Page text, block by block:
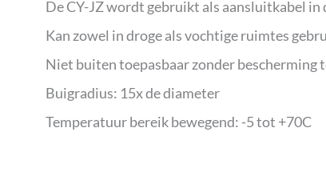
De CY-JZ wordt gebruikt als aansluitkabel in
Kan zowel in droge als vochtige ruimtes
Niet buiten toepasbaar zonder bescherming
Buigradius: 15x de diameter
Temperatuur bereik bewegend: -5 tot +70C